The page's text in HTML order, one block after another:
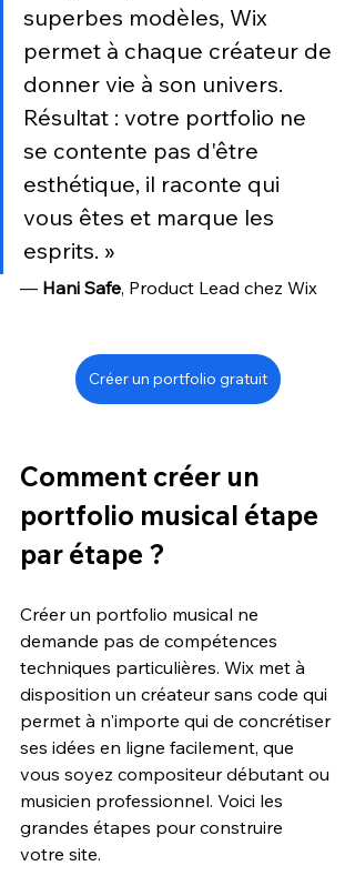
superbes modèles, Wix
permet à chaque créateur de
donner vie à son univers.
Résultat : votre portfolio ne
se contente pas d'être
esthétique, il raconte qui
vous êtes et marque les
esprits. »
— Hani Safe, Product Lead chez Wix
Créer un portfolio gratuit
Comment créer un
portfolio musical étape
par étape ?
Créer un portfolio musical ne
demande pas de compétences
techniques particulières. Wix met à
disposition un créateur sans code qui
permet à n'importe qui de concrétiser
ses idées en ligne facilement, que
vous soyez compositeur débutant ou
musicien professionnel. Voici les
grandes étapes pour construire
votre site.